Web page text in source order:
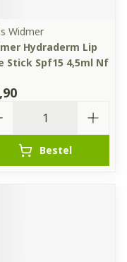
Widmer
Hydraderm Lip
Stick Spf15 4,5ml Nf
Bestel